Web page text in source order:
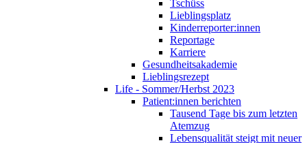
Tschüss
Lieblingsplatz
Kinderreporter:innen
Reportage
Karriere
Gesundheitsakademie
Lieblingsrezept
Life - Sommer/Herbst 2023
Patient:innen berichten
Tausend Tage bis zum letzten
Atemzug
Lebensqualität steigt mit neuer